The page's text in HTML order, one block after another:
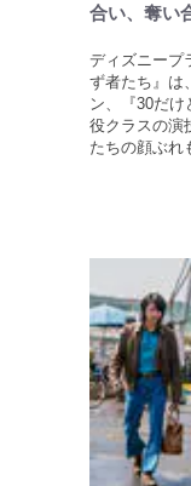
合い、奪い
ディズニープ
ず者たち』は
ン、『30だ
役クラスの演
たちの顔ぶ